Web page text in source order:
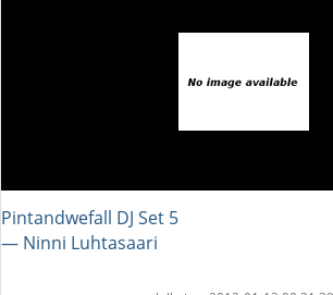
Pintandwefall DJ Set 5
― Ninni Luhtasaari